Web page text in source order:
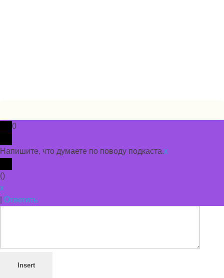
0
Напишите, что думаете по поводу подкаста.x
()
x
Ответить
Insert